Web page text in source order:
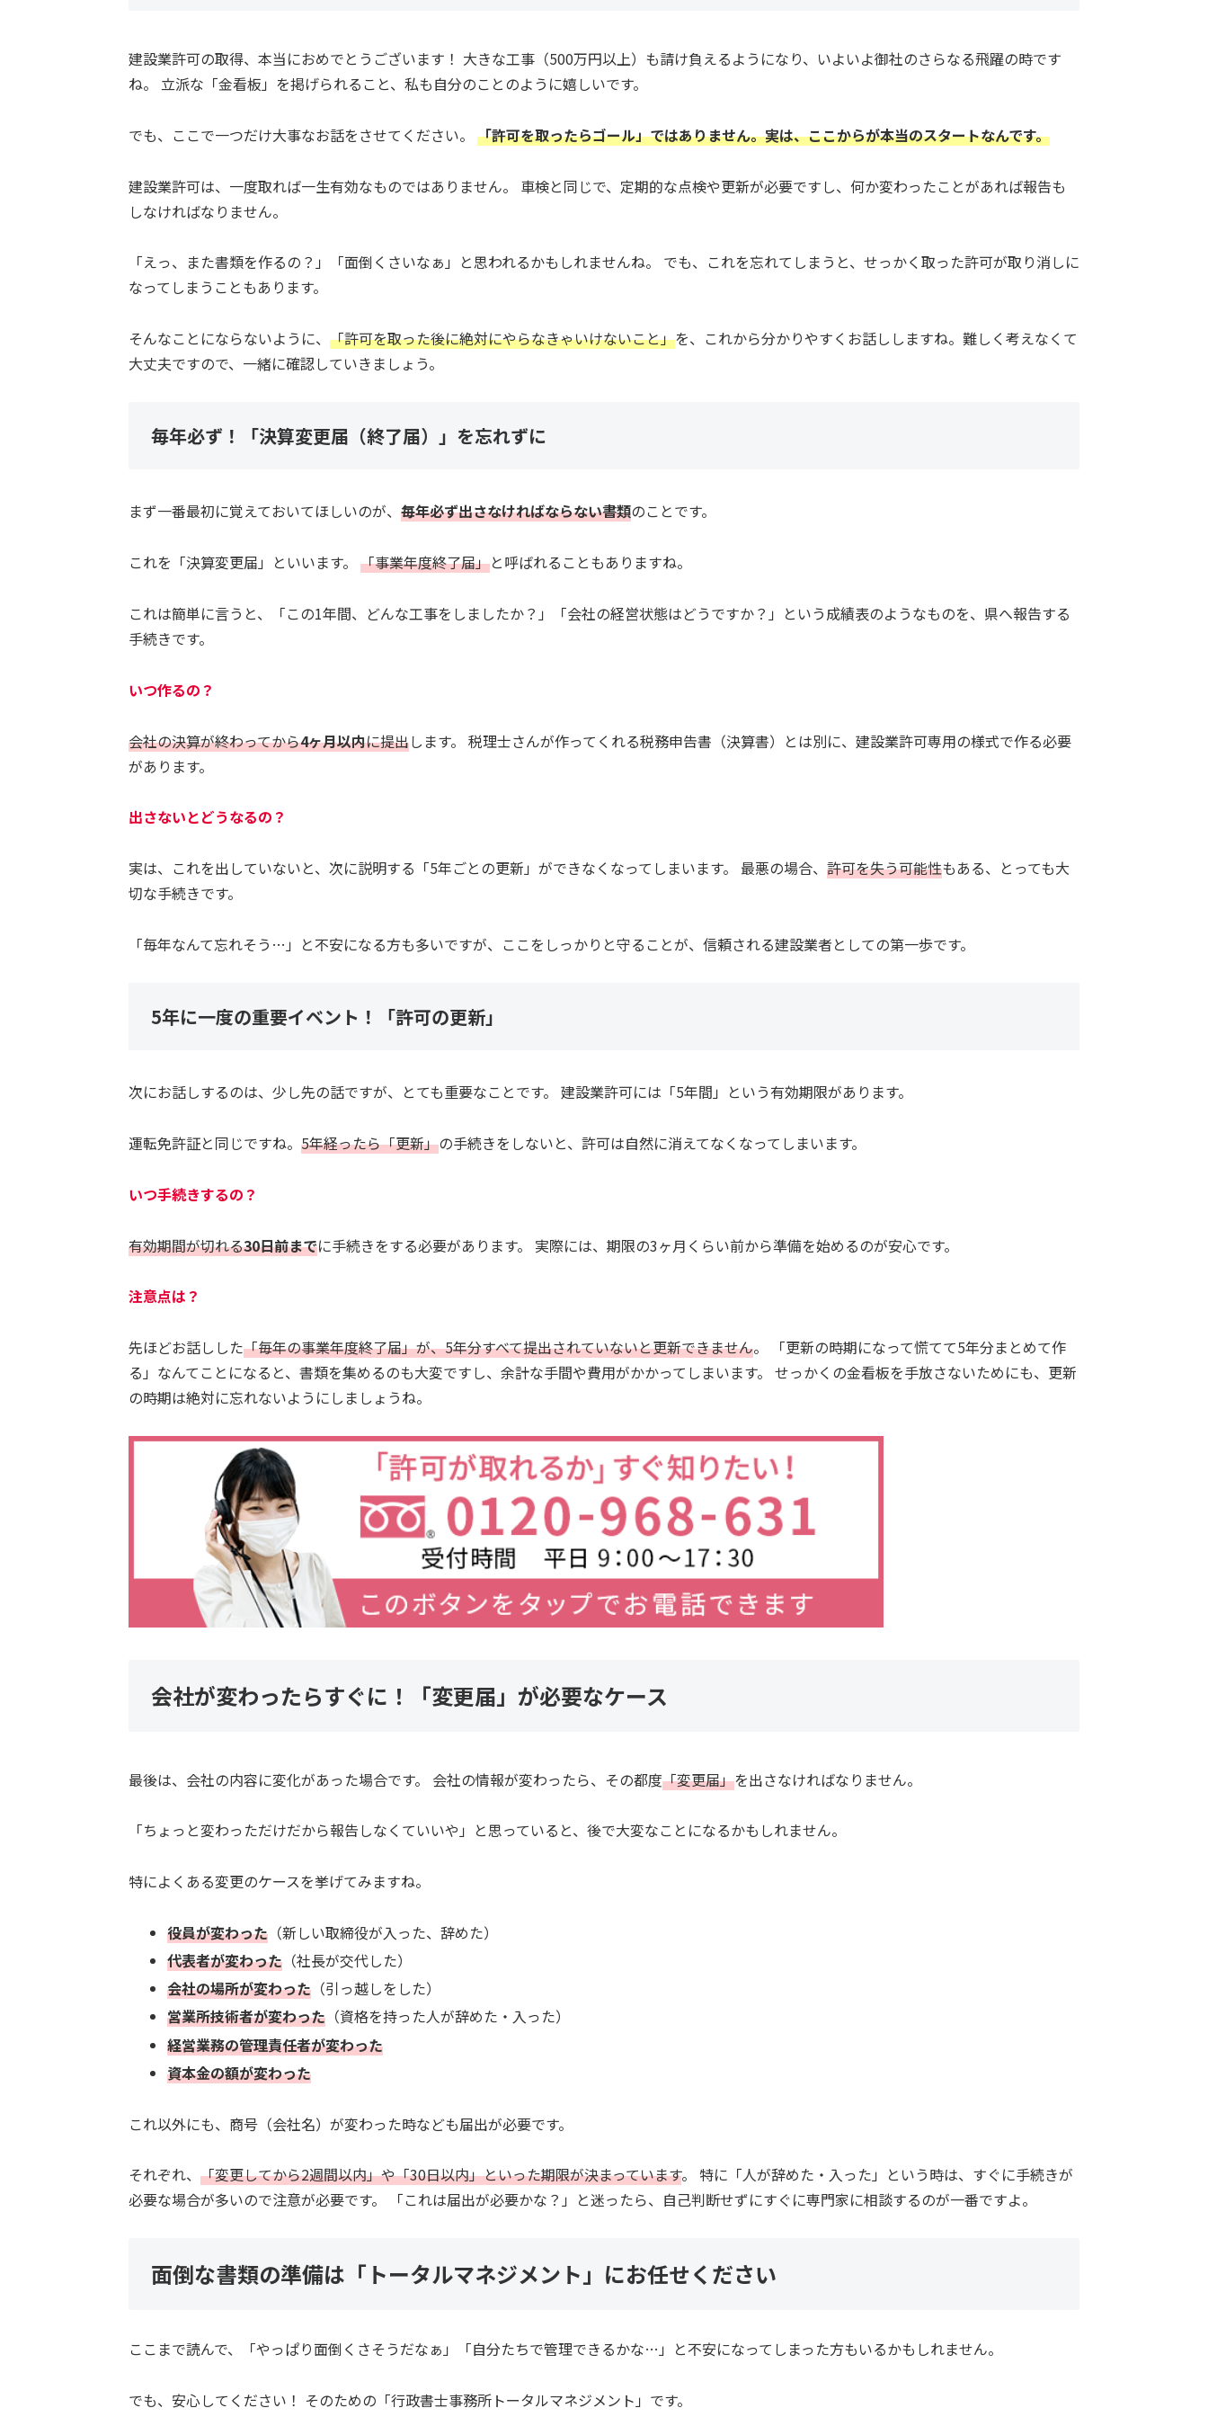
建設業許可の取得、本当におめでとうございます！ 大きな工事（500万円以上）も請け負えるようになり、いよいよ御社のさらなる飛躍の時です
ね。 立派な「金看板」を掲げられること、私も自分のことのように嬉しいです。
でも、ここで一つだけ大事なお話をさせてください。 「許可を取ったらゴール」ではありません。実は、ここからが本当のスタートなんです。
建設業許可は、一度取れば一生有効なものではありません。 車検と同じで、定期的な点検や更新が必要ですし、何か変わったことがあれば報告も
しなければなりません。
「えっ、また書類を作るの？」「面倒くさいなぁ」と思われるかもしれませんね。 でも、これを忘れてしまうと、せっかく取った許可が取り消しに
なってしまうこともあります。
そんなことにならないように、 「許可を取った後に絶対にやらなきゃいけないこと」を、これから分かりやすくお話ししますね。難しく考えなくて
大丈夫ですので、一緒に確認していきましょう。
毎年必ず！「決算変更届（終了届）」を忘れずに
まず一番最初に覚えておいてほしいのが、 毎年必ず出さなければならない書類のことです。
これを「決算変更届」といいます。 「事業年度終了届」と呼ばれることもありますね。
これは簡単に言うと、「この1年間、どんな工事をしましたか？」「会社の経営状態はどうですか？」という成績表のようなものを、県へ報告する
手続きです。
いつ作るの？
会社の決算が終わってから4ヶ月以内に提出します。 税理士さんが作ってくれる税務申告書（決算書）とは別に、建設業許可専用の様式で作る必要
があります。
出さないとどうなるの？
実は、これを出していないと、次に説明する「5年ごとの更新」ができなくなってしまいます。 最悪の場合、 許可を失う可能性もある、とっても大
切な手続きです。
「毎年なんて忘れそう…」と不安になる方も多いですが、ここをしっかりと守ることが、信頼される建設業者としての第一歩です。
5年に一度の重要イベント！「許可の更新」
次にお話しするのは、少し先の話ですが、とても重要なことです。 建設業許可には「5年間」という有効期限があります。
運転免許証と同じですね。 5年経ったら「更新」の手続きをしないと、許可は自然に消えてなくなってしまいます。
いつ手続きするの？
有効期間が切れる30日前までに手続きをする必要があります。 実際には、期限の3ヶ月くらい前から準備を始めるのが安心です。
注意点は？
先ほどお話しした「毎年の事業年度終了届」が、5年分すべて提出されていないと更新できません。 「更新の時期になって慌てて5年分まとめて作
る」なんてことになると、書類を集めるのも大変ですし、余計な手間や費用がかかってしまいます。 せっかくの金看板を手放さないためにも、更新
の時期は絶対に忘れないようにしましょうね。
会社が変わったらすぐに！「変更届」が必要なケース
最後は、会社の内容に変化があった場合です。 会社の情報が変わったら、その都度「変更届」を出さなければなりません。
「ちょっと変わっただけだから報告しなくていいや」と思っていると、後で大変なことになるかもしれません。
特によくある変更のケースを挙げてみますね。
役員が変わった （新しい取締役が入った、辞めた）
代表者が変わった （社長が交代した）
会社の場所が変わった （引っ越しをした）
営業所技術者が変わった （資格を持った人が辞めた・入った）
経営業務の管理責任者が変わった
資本金の額が変わった
これ以外にも、商号（会社名）が変わった時なども届出が必要です。
それぞれ、 「変更してから2週間以内」や「30日以内」といった期限が決まっています。 特に「人が辞めた・入った」という時は、すぐに手続きが
必要な場合が多いので注意が必要です。 「これは届出が必要かな？」と迷ったら、自己判断せずにすぐに専門家に相談するのが一番ですよ。
面倒な書類の準備は「トータルマネジメント」にお任せください
ここまで読んで、「やっぱり面倒くさそうだなぁ」「自分たちで管理できるかな…」と不安になってしまった方もいるかもしれません。
でも、安心してください！ そのための「行政書士事務所トータルマネジメント」です。